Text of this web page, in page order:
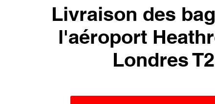
Livraison des
l'aéroport
Londres T2